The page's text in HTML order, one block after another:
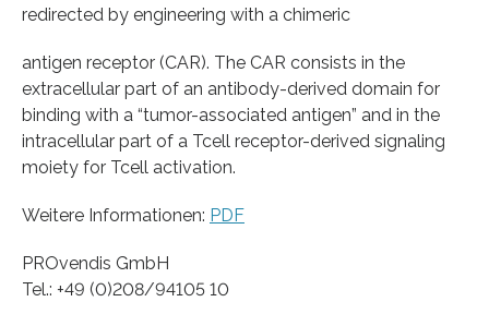
redirected by engineering with a chimeric
antigen receptor (CAR). The CAR consists in the
extracellular part of an antibody-derived domain for
binding with a “tumor-associated antigen” and in the
intracellular part of a Tcell receptor-derived signaling
moiety for Tcell activation.
Weitere Informationen: PDF
PROvendis GmbH
Tel.: +49 (0)208/94105 10